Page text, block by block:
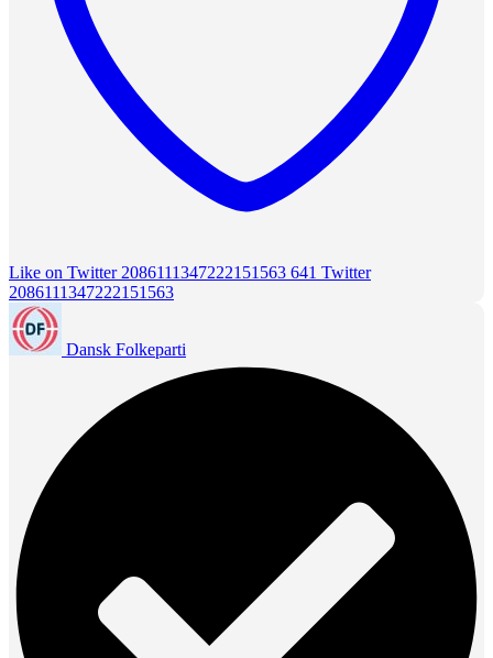
Like on Twitter 2086111347222151563 641 Twitter
2086111347222151563
Dansk Folkeparti